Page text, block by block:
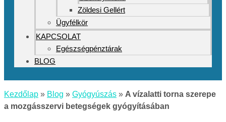
Zöldesi Gellért
Ügyfélkör
KAPCSOLAT
Egészségpénztárak
BLOG
Kezdőlap » Blog » Gyógyúszás » A vízalatti torna szerepe
a mozgásszervi betegségek gyógyításában